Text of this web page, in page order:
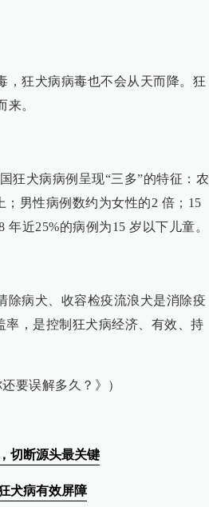
，狂犬病病毒也不会从天而降。狂
。
狂犬病病例呈现“三多”的特征：农
男性病例数约为女性的2 倍；15
近25%的病例为15 岁以下儿童。
除病犬、收容检疫流浪犬是消除疫
率，是控制狂犬病经济、有效、持
要误解多久？》）
切断源头最关键
犬病有效屏障